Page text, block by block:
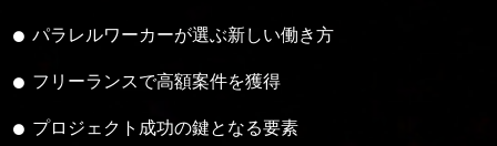
パラレルワーカーが選ぶ新しい働き方
フリーランスで高額案件を獲得
プロジェクト成功の鍵となる要素